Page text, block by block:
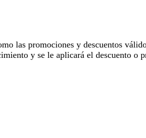
las promociones y descuentos
y se le aplicará el descuento o